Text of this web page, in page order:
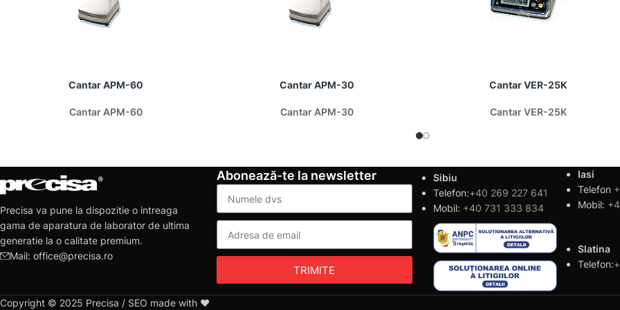
Cantar APM-60
Cantar APM-60
Cantar APM-30
Cantar APM-30
Cantar VER-25K
Cantar VER-25K
Precisa va pune la dispozitie o intreaga
gama de aparatura de laborator de ultima
generatie la o calitate premium.
Mail: office@precisa.ro
Abonează-te la newsletter
TRIMITE
Sibiu
Telefon:+40 269 227 641
Mobil: +40 731 333 834
Iasi
Telefon
Mobil:
Slatina
Telefon:
Copyright © 2025 Precisa / SEO made with ❤️